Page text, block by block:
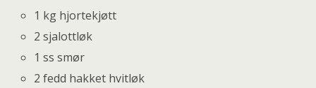
1 kg hjortekjøtt
2 sjalottløk
1 ss smør
2 fedd hakket hvitløk